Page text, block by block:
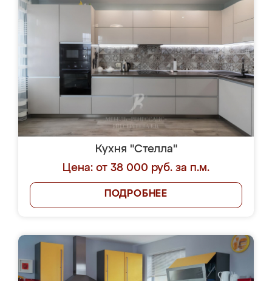
Кухня "Стелла"
Цена: от 38 000 руб. за п.м.
ПОДРОБНЕЕ